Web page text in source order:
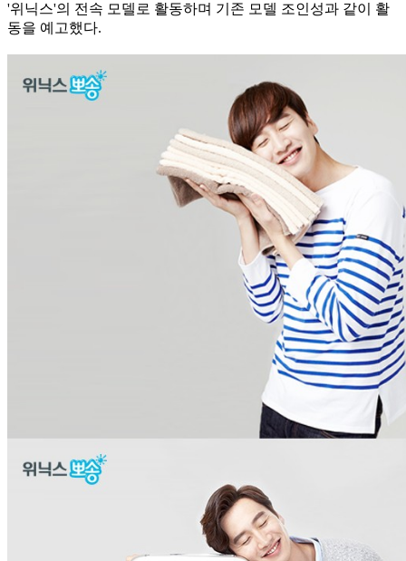
'위닉스'의 전속 모델로 활동하며 기존 모델 조인성과 같이 활
동을 예고했다.